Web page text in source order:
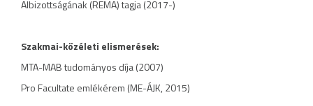
Albizottságának (REMA) tagja (2017-)
Szakmai-közéleti elismerések:
MTA-MAB tudományos díja (2007)
Pro Facultate emlékérem (ME-ÁJK, 2015)